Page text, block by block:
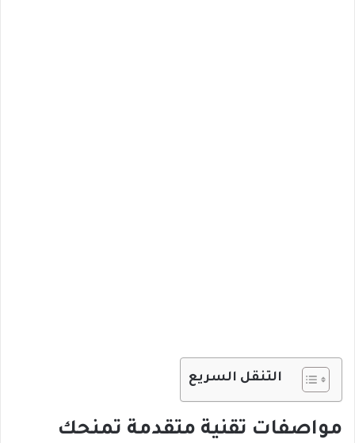
التنقل السريع
مواصفات تقنية متقدمة تمنحك